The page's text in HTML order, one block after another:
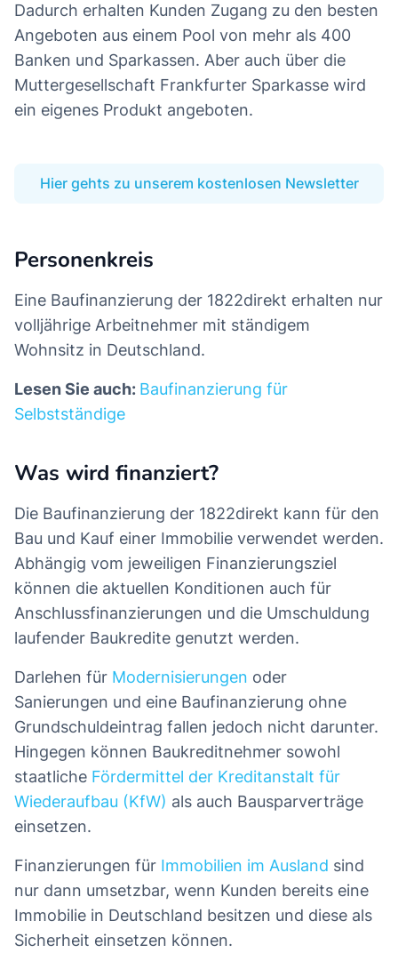
Dadurch erhalten Kunden Zugang zu den besten
Angeboten aus einem Pool von mehr als 400
Banken und Sparkassen. Aber auch über die
Muttergesellschaft Frankfurter Sparkasse wird
ein eigenes Produkt angeboten.
Hier gehts zu unserem kostenlosen Newsletter
Personenkreis
Eine Baufinanzierung der 1822direkt erhalten nur
volljährige Arbeitnehmer mit ständigem
Wohnsitz in Deutschland.
Lesen Sie auch: Baufinanzierung für
Selbstständige
Was wird finanziert?
Die Baufinanzierung der 1822direkt kann für den
Bau und Kauf einer Immobilie verwendet werden.
Abhängig vom jeweiligen Finanzierungsziel
können die aktuellen Konditionen auch für
Anschlussfinanzierungen und die Umschuldung
laufender Baukredite genutzt werden.
Darlehen für Modernisierungen oder
Sanierungen und eine Baufinanzierung ohne
Grundschuldeintrag fallen jedoch nicht darunter.
Hingegen können Baukreditnehmer sowohl
staatliche Fördermittel der Kreditanstalt für
Wiederaufbau (KfW) als auch Bausparverträge
einsetzen.
Finanzierungen für Immobilien im Ausland sind
nur dann umsetzbar, wenn Kunden bereits eine
Immobilie in Deutschland besitzen und diese als
Sicherheit einsetzen können.